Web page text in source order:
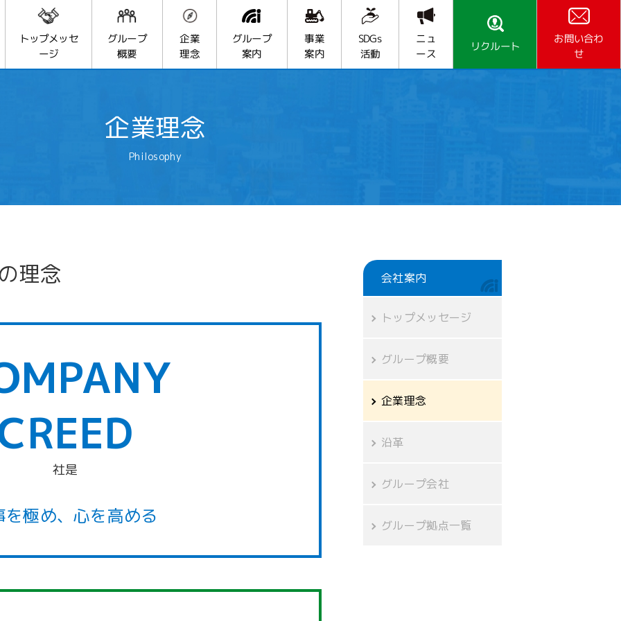
トップメッセ
ージ
グループ
概要
企業
理念
グループ
案内
事業
案内
SDGs
活動
ニュ
ース
リクルート
お問い合わ
せ
企業理念
Philosophy
理念
社是
を極め、心を高める
会社案内
トップメッセージ
グループ概要
企業理念
沿革
グループ会社
グループ拠点一覧